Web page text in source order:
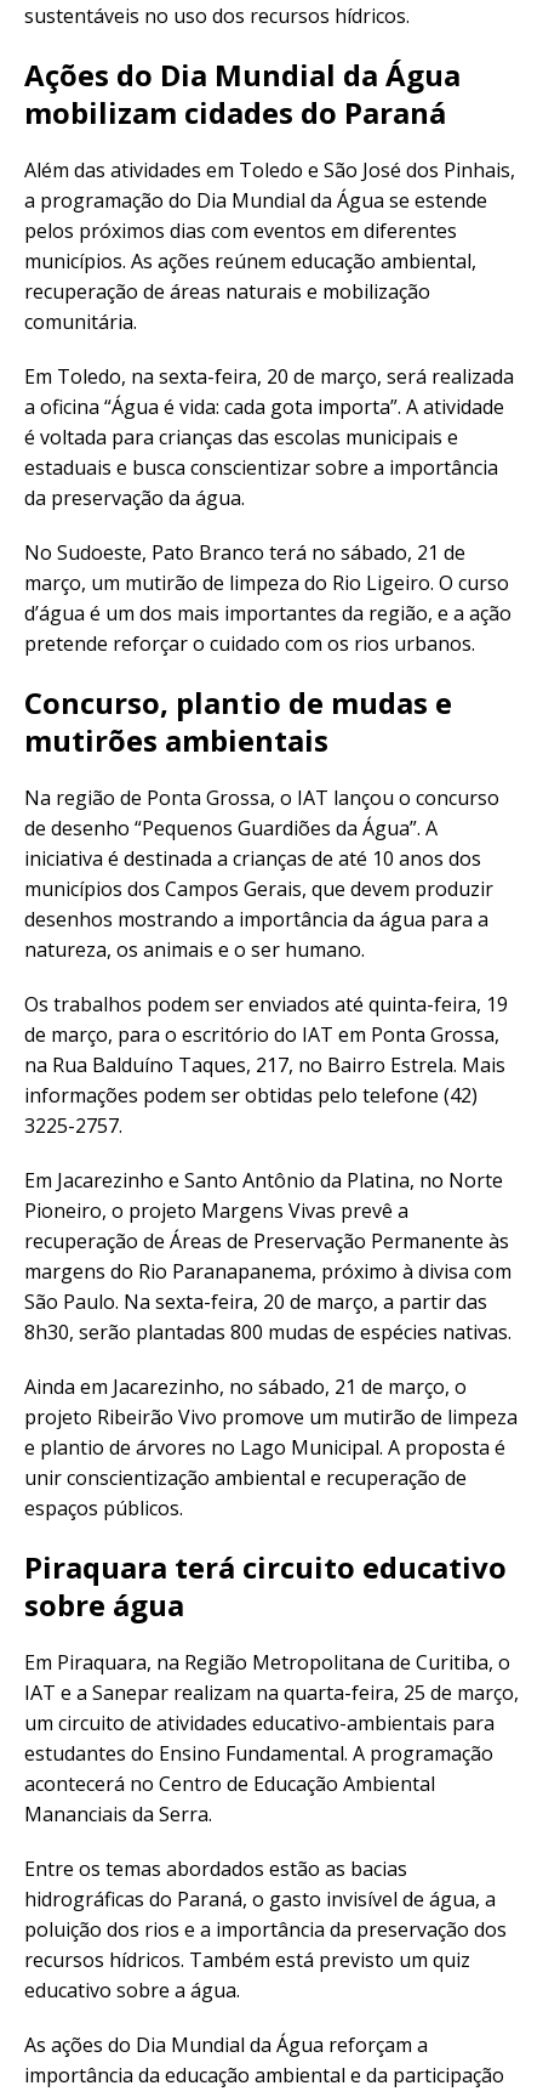
sustentáveis no uso dos recursos hídricos.
Ações do Dia Mundial da Água
mobilizam cidades do Paraná
Além das atividades em Toledo e São José dos Pinhais,
a programação do Dia Mundial da Água se estende
pelos próximos dias com eventos em diferentes
municípios. As ações reúnem educação ambiental,
recuperação de áreas naturais e mobilização
comunitária.
Em Toledo, na sexta-feira, 20 de março, será realizada
a oficina “Água é vida: cada gota importa”. A atividade
é voltada para crianças das escolas municipais e
estaduais e busca conscientizar sobre a importância
da preservação da água.
No Sudoeste, Pato Branco terá no sábado, 21 de
março, um mutirão de limpeza do Rio Ligeiro. O curso
d’água é um dos mais importantes da região, e a ação
pretende reforçar o cuidado com os rios urbanos.
Concurso, plantio de mudas e
mutirões ambientais
Na região de Ponta Grossa, o IAT lançou o concurso
de desenho “Pequenos Guardiões da Água”. A
iniciativa é destinada a crianças de até 10 anos dos
municípios dos Campos Gerais, que devem produzir
desenhos mostrando a importância da água para a
natureza, os animais e o ser humano.
Os trabalhos podem ser enviados até quinta-feira, 19
de março, para o escritório do IAT em Ponta Grossa,
na Rua Balduíno Taques, 217, no Bairro Estrela. Mais
informações podem ser obtidas pelo telefone (42)
3225-2757.
Em Jacarezinho e Santo Antônio da Platina, no Norte
Pioneiro, o projeto Margens Vivas prevê a
recuperação de Áreas de Preservação Permanente às
margens do Rio Paranapanema, próximo à divisa com
São Paulo. Na sexta-feira, 20 de março, a partir das
8h30, serão plantadas 800 mudas de espécies nativas.
Ainda em Jacarezinho, no sábado, 21 de março, o
projeto Ribeirão Vivo promove um mutirão de limpeza
e plantio de árvores no Lago Municipal. A proposta é
unir conscientização ambiental e recuperação de
espaços públicos.
Piraquara terá circuito educativo
sobre água
Em Piraquara, na Região Metropolitana de Curitiba, o
IAT e a Sanepar realizam na quarta-feira, 25 de março,
um circuito de atividades educativo-ambientais para
estudantes do Ensino Fundamental. A programação
acontecerá no Centro de Educação Ambiental
Mananciais da Serra.
Entre os temas abordados estão as bacias
hidrográficas do Paraná, o gasto invisível de água, a
poluição dos rios e a importância da preservação dos
recursos hídricos. Também está previsto um quiz
educativo sobre a água.
As ações do Dia Mundial da Água reforçam a
importância da educação ambiental e da participação